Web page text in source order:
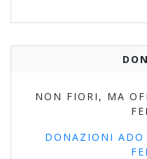
NON FIORI, MA
DONAZIONI